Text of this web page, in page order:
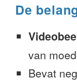
De
van
Bevat